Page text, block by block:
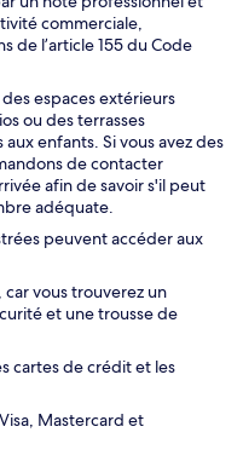
commerciale,
de l’article 155 du Code
espaces extérieurs
ou des terrasses
enfants. Si vous avez des
de contacter
afin de savoir s'il peut
adéquate.
peuvent accéder aux
car vous trouverez un
et une trousse de
cartes de crédit et les
Mastercard et